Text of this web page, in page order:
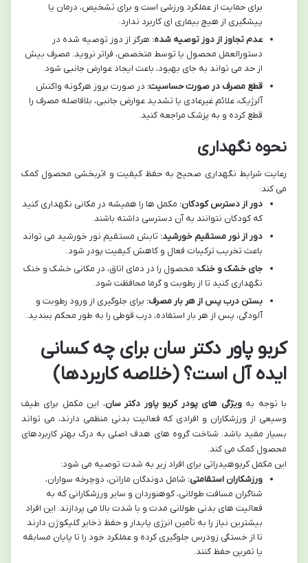
برای حمایت از عملکرد ورزشی است و برای تشخیص، درمان یا
پیشگیری از هیچ بیماری ای کاربرد ندارد.
عدم تجاوز از دوز توصیه شده: هرگز از دوز توصیه شده در
دستورالعمل محصول یا توسط متخصص، فراتر نروید. مصرف بیش
از حد می تواند به جای بهبود، باعث ایجاد عوارض جانبی شود.
قطع مصرف در صورت حساسیت: در صورت بروز هرگونه واکنش
آلرژیک، علائم غیرعادی یا تشدید عوارض جانبی، بلافاصله مصرف را
قطع کرده و به پزشک مراجعه کنید.
نحوه نگهداری
رعایت شرایط نگهداری صحیح به حفظ کیفیت و اثربخشی محصول کمک
می کند:
دور از دسترس کودکان: مکمل ها را همیشه در مکانی نگهداری کنید
که کودکان نتوانند به آن دسترسی داشته باشند.
دور از نور مستقیم خورشید: تابش مستقیم نور خورشید می تواند
باعث تخریب ترکیبات فعال و کاهش کیفیت پودر شود.
جای خشک و خنک: محصول را در دمای اتاق، در مکانی خشک و خنک
نگهداری کنید تا از رطوبت و گرما محافظت شود.
بستن درب پس از هر بار مصرف: برای جلوگیری از ورود رطوبت و
آلودگی، پس از هر بار استفاده، درب قوطی را به طور محکم ببندید.
کربو پاور دکتر سان برای چه کسانی
ایده آل است؟ (خلاصه کاربردها)
با توجه بهویژگی های پودر کربو پاور دکتر سان، این مکمل برای طیف
وسیعی از ورزشکاران و افرادی که فعالیت بدنی منظمی دارند، می تواند
بسیار مفید باشد. شناخت گروه های هدف اصلی به درک بهتر کاربردهای
محصول کمک می کند.
این مکمل کربوهیدراتی برای افراد زیر به شدت توصیه می شود:
ورزشکاران استقامتی: شامل دوندگان ماراتن، دوچرخه سواران،
شناگران مسافت طولانی، کوهنوردان و سایر ورزشکارانی که به
فعالیت های بدنی طولانی مدت و با شدت بالا می پردازند. این افراد
بیشترین نیاز را به تأمین انرژی پایدار و حفظ ذخایر گلیکوژن دارند
تا از خستگی زودرس جلوگیری کرده و عملکرد خود را تا پایان مسابقه
یا تمرین حفظ کنند.